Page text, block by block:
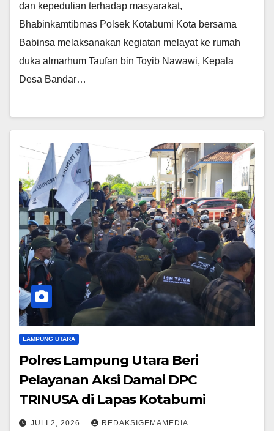
dan kepedulian terhadap masyarakat,
Bhabinkamtibmas Polsek Kotabumi Kota bersama
Babinsa melaksanakan kegiatan melayat ke rumah
duka almarhum Taufan bin Toyib Nawawi, Kepala
Desa Bandar…
LAMPUNG UTARA
Polres Lampung Utara Beri
Pelayanan Aksi Damai DPC
TRINUSA di Lapas Kotabumi
JULI 2, 2026 REDAKSIGEMAMEDIA